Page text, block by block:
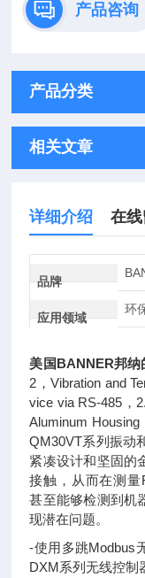
产品咨询
产品分类
相关文章
详细介绍 在
品牌
应用领域
环
美国BANNER邦纳
2，Vibration and
vice via RS-485，
Aluminum
QM30VT系列振动
紧凑设计和坚固的
接触，从而在测
甚至能够检测到机
现潜在问题。
-使用多跳Modbus
DXM系列无线控制